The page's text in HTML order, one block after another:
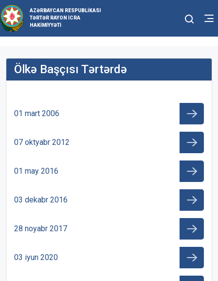
AZƏRBAYCAN RESPUBLIKASI
TƏRTƏR RAYON İCRA
HAKIMIYYƏTI
Ölkə Başçısı Tərtərdə
01 mart 2006
07 oktyabr 2012
01 may 2016
03 dekabr 2016
28 noyabr 2017
03 iyun 2020